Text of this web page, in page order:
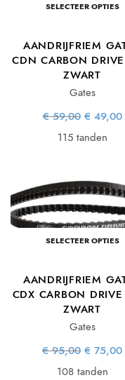
SELECTEER OPTIES
AANDRIJFRIEM
CDN CARBON
ZWART
Gates
€59,00
prijs
€
€ 49,00
115 tanden
SELECTEER OPTIES
AANDRIJFRIEM
CDX CARBON
ZWART
Gates
€95,00
prijs
€
€ 75,00
108 tanden